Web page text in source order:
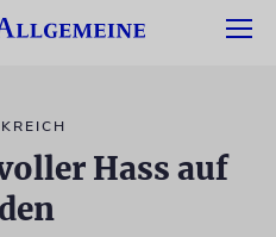
Hass auf